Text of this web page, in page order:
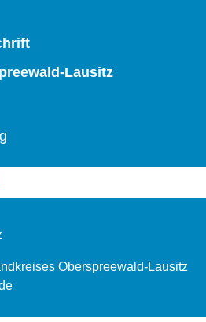
Lausitz
Oberspreewald-Lausitz